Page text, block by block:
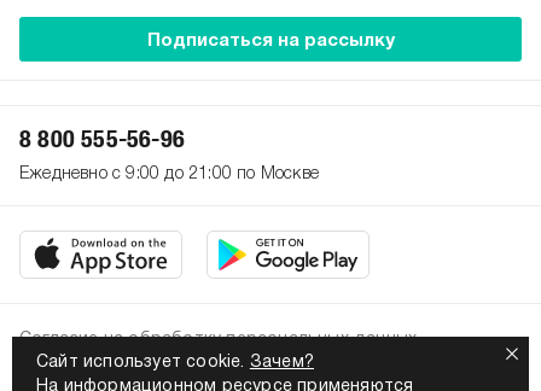
Сайт использует cookie. Зачем?
На информационном ресурсе применяются
Подписаться на рассылку
8 800 555-56-96
Ежедневно с 9:00 до 21:00 по Москве
Политика конфиденциальности
Согласие на обработку персональных данных